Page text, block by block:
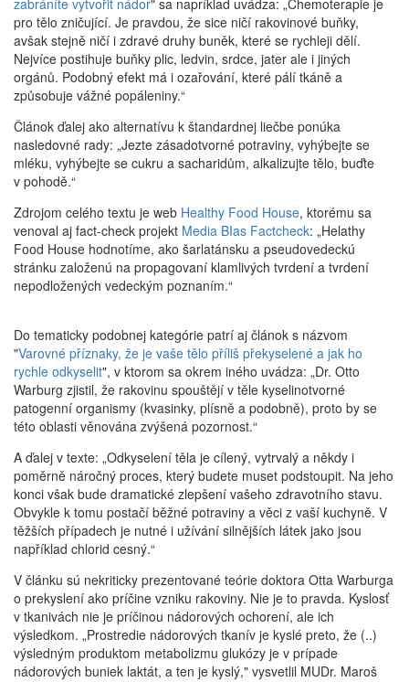
zabráníte vytvořit nádor" sa napríklad uvádza: „Chemoterapie je
pro tělo zničující. Je pravdou, že sice ničí rakovinové buňky,
avšak stejně ničí i zdravé druhy buněk, které se rychleji dělí.
Nejvíce postihuje buňky plic, ledvin, srdce, jater ale i jiných
orgánů. Podobný efekt má i ozařování, které pálí tkáně a
způsobuje vážné popáleniny.“
Článok ďalej ako alternatívu k štandardnej liečbe ponúka
nasledovné rady: „Jezte zásadotvorné potraviny, vyhýbejte se
mléku, vyhýbejte se cukru a sacharidům, alkalizujte tělo, buďte
v pohodě.“
Zdrojom celého textu je web Healthy Food House, ktorému sa
venoval aj fact-check projekt Media BIas Factcheck: „Helathy
Food House hodnotíme, ako šarlatánsku a pseudovedeckú
stránku založenú na propagovaní klamlivých tvrdení a tvrdení
nepodložených vedeckým poznaním.“
Do tematicky podobnej kategórie patrí aj článok s názvom
"Varovné příznaky, že je vaše tělo příliš překyselené a jak ho
rychle odkyselit", v ktorom sa okrem iného uvádza: „Dr. Otto
Warburg zjistil, že rakovinu spouštějí v těle kyselinotvorné
patogenní organismy (kvasinky, plísně a podobně), proto by se
této oblasti věnována zvýšená pozornost.“
A ďalej v texte: „Odkyselení těla je cílený, vytrvalý a někdy i
poměrně náročný proces, který budete muset podstoupit. Na jeho
konci však bude dramatické zlepšení vašeho zdravotního stavu.
Obvykle k tomu postačí běžné potraviny a věci z vaší kuchyně. V
těžších případech je nutné i užívání silnějších látek jako jsou
například chlorid cesný.“
V článku sú nekriticky prezentované teórie doktora Otta Warburga
o prekyslení ako príčine vzniku rakoviny. Nie je to pravda. Kyslosť
v tkanivách nie je príčinou nádorových ochorení, ale ich
výsledkom. „Prostredie nádorových tkanív je kyslé preto, že (..)
výsledným produktom metabolizmu glukózy je v prípade
nádorových buniek laktát, a ten je kyslý," vysvetlil MUDr. Maroš